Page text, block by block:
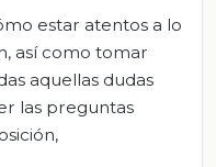
estar atentos a lo
así como tomar
aquellas dudas
las preguntas